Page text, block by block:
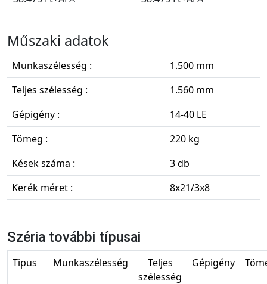
Műszaki adatok
Munkaszélesség :
1.500 mm
Teljes szélesség :
1.560 mm
Gépigény :
14-40 LE
Tömeg :
220 kg
Kések száma :
3 db
Kerék méret :
8x21/3x8
Széria további típusai
Tipus Munkaszélesség
Teljes
szélesség
Gépigény